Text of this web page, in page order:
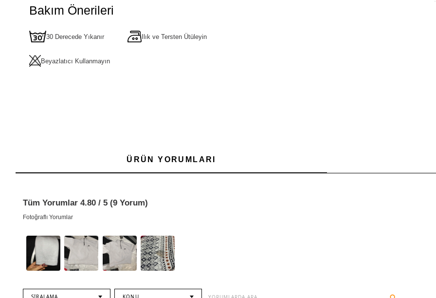
Bakım Önerileri
30 Derecede Yıkanır Ilık ve Tersten Ütüleyin
Beyazlatıcı Kullanmayın
ÜRÜN YORUMLARI
Tüm Yorumlar 4.80 / 5 (9 Yorum)
Fotoğraflı Yorumlar
SIRALAMA KONU